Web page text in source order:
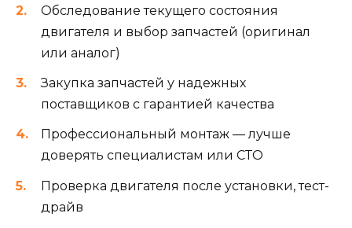
Обследование текущего состояния
двигателя и выбор запчастей (оригинал
или аналог)
Закупка запчастей у надежных
поставщиков с гарантией качества
Профессиональный монтаж — лучше
доверять специалистам или СТО
Проверка двигателя после установки, тест-
драйв